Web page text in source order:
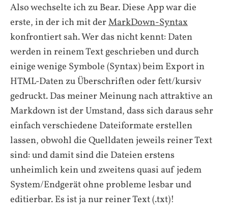
Also wechselte ich zu Bear. Diese App war die
erste, in der ich mit derMarkDown-Syntax
konfrontiert sah. Wer das nicht kennt: Daten
werden in reinem Text geschrieben und durch
einige wenige Symbole (Syntax) beim Export in
HTML-Daten zu Überschriften oder fett/kursiv
gedruckt. Das meiner Meinung nach attraktive an
Markdown ist der Umstand, dass sich daraus sehr
einfach verschiedene Dateiformate erstellen
lassen, obwohl die Quelldaten jeweils reiner Text
sind: und damit sind die Dateien erstens
unheimlich kein und zweitens quasi auf jedem
System/Endgerät ohne probleme lesbar und
editierbar. Es ist ja nur reiner Text (.txt)!